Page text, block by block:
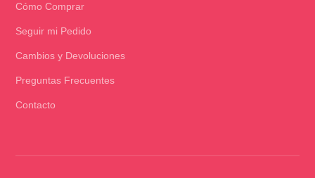
Cómo Comprar
Seguir mi Pedido
Cambios y Devoluciones
Preguntas Frecuentes
Contacto